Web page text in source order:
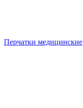
Перчатки медицинские